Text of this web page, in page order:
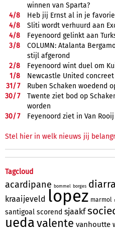
winnen van Sparta?
4/8
Heb jij Ernst al in je
4/8
Sliti wordt verhuurd aan
4/8
Feyenoord gelinkt aan
3/8
COLUMN: Atalanta
stijl afgerond
2/8
Feyenoord wint duel om
1/8
Newcastle United
31/7
Ruben Schaken woedend
30/7
Twente ziet bod op
worden
30/7 Feyenoord ziet in Van
Stel hier in welk nieuws jij
Tagcloud
acardipane bommel borges diarra
kraaijeveld lopez marmol
santigoal scorend sjaakf
uedavalente vanhoutte